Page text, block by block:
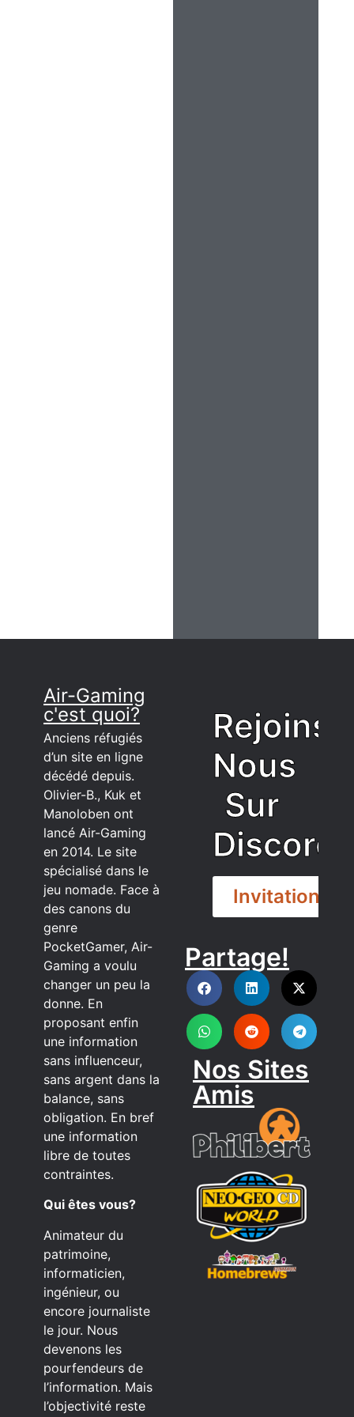
Air-Gaming
c'est quoi?
Anciens réfugiés
d’un site en ligne
décédé depuis.
Olivier-B., Kuk et
Manoloben ont
lancé Air-Gaming
en 2014. Le site
spécialisé dans le
jeu nomade. Face à
des canons du
genre
PocketGamer, Air-
Gaming a voulu
changer un peu la
donne. En
proposant enfin
une information
sans influenceur,
sans argent dans la
balance, sans
obligation. En bref
une information
libre de toutes
contraintes.
Qui êtes vous?
Animateur du
patrimoine,
informaticien,
ingénieur, ou
encore journaliste
le jour. Nous
devenons les
pourfendeurs de
l’information. Mais
l’objectivité reste
Rejoins
Nous
Sur
Discord
Invitation
DISCORD
Partage!
Nos Sites
Amis